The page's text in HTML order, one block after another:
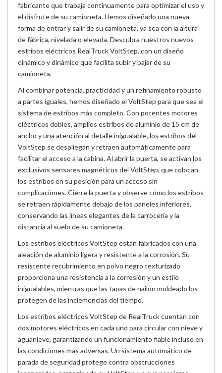
fabricante que trabaja continuamente para optimizar el uso y
el disfrute de su camioneta. Hemos diseñado una nueva
forma de entrar y salir de su camioneta, ya sea con la altura
de fábrica, nivelada o elevada. Descubra nuestros nuevos
estribos eléctricos RealTruck VoltStep, con un diseño
dinámico y dinámico que facilita subir y bajar de su
camioneta.
Al combinar potencia, practicidad y un refinamiento robusto
a partes iguales, hemos diseñado el VoltStep para que sea el
sistema de estribos más completo. Con potentes motores
eléctricos dobles, amplios estribos de aluminio de 15 cm de
ancho y una atención al detalle inigualable, los estribos del
VoltStep se despliegan y retraen automáticamente para
facilitar el acceso a la cabina. Al abrir la puerta, se activan los
exclusivos sensores magnéticos del VoltStep, que colocan
los estribos en su posición para un acceso sin
complicaciones. Cierre la puerta y observe cómo los estribos
se retraen rápidamente debajo de los paneles inferiores,
conservando las líneas elegantes de la carrocería y la
distancia al suelo de su camioneta.
Los estribos eléctricos VoltStep están fabricados con una
aleación de aluminio ligera y resistente a la corrosión. Su
resistente recubrimiento en polvo negro texturizado
proporciona una resistencia a la corrosión y un estilo
inigualables, mientras que las tapas de nailon moldeado los
protegen de las inclemencias del tiempo.
Los estribos eléctricos VoltStep de RealTruck cuentan con
dos motores eléctricos en cada uno para circular con nieve y
aguanieve, garantizando un funcionamiento fiable incluso en
las condiciones más adversas. Un sistema automático de
parada de seguridad protege contra obstrucciones